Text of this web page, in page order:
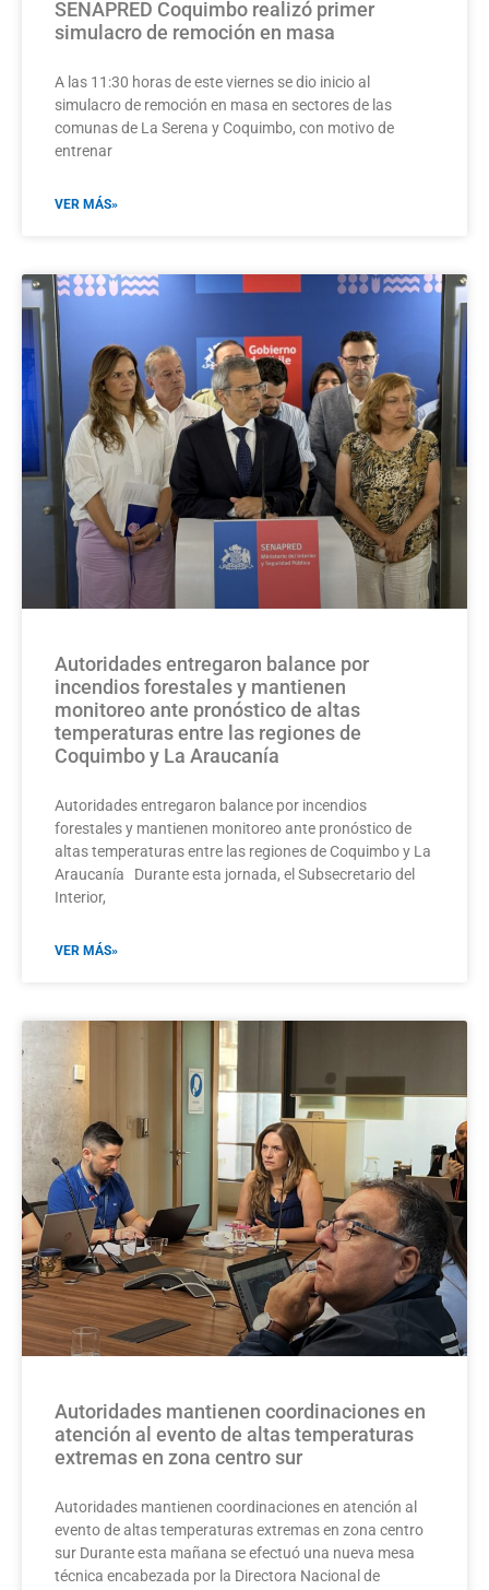
SENAPRED Coquimbo realizó primer
simulacro de remoción en masa
A las 11:30 horas de este viernes se dio inicio al
simulacro de remoción en masa en sectores de las
comunas de La Serena y Coquimbo, con motivo de
entrenar
VER MÁS»
Autoridades entregaron balance por
incendios forestales y mantienen
monitoreo ante pronóstico de altas
temperaturas entre las regiones de
Coquimbo y La Araucanía
Autoridades entregaron balance por incendios
forestales y mantienen monitoreo ante pronóstico de
altas temperaturas entre las regiones de Coquimbo y La
Araucanía Durante esta jornada, el Subsecretario del
Interior,
VER MÁS»
Autoridades mantienen coordinaciones en
atención al evento de altas temperaturas
extremas en zona centro sur
Autoridades mantienen coordinaciones en atención al
evento de altas temperaturas extremas en zona centro
sur Durante esta mañana se efectuó una nueva mesa
técnica encabezada por la Directora Nacional de